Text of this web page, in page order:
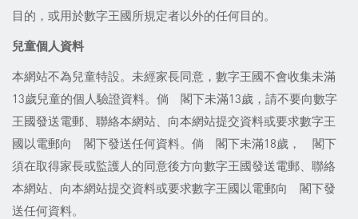
目的，或用於數字王國所規定者以外的任何目的。
兒童個人資料
本網站不為兒童特設。未經家長同意，數字王國不會收集未滿
13歲兒童的個人驗證資料。倘 閣下未滿13歲，請不要向數字
王國發送電郵、聯絡本網站、向本網站提交資料或要求數字王
國以電郵向 閣下發送任何資料。倘 閣下未滿18歲， 閣下
須在取得家長或監護人的同意後方向數字王國發送電郵、聯絡
本網站、向本網站提交資料或要求數字王國以電郵向 閣下發
送任何資料。